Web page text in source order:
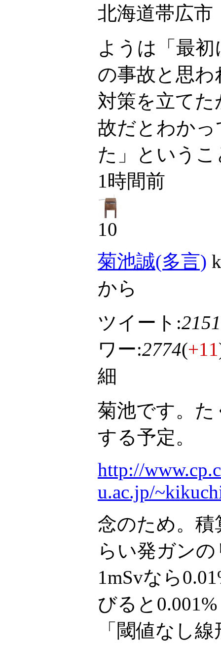
北海道帯広市
ようは「最
の事故と思
対策を立て
故だとわか
た」という
1時間前
10
菊池誠(多言)
から
ツイート:2151
ワー:2774(+11
細
菊池です。
する予定。
http://
u.ac.jp/
念のため。積
らい発ガン
1mSvなら
びると
「閾値なし